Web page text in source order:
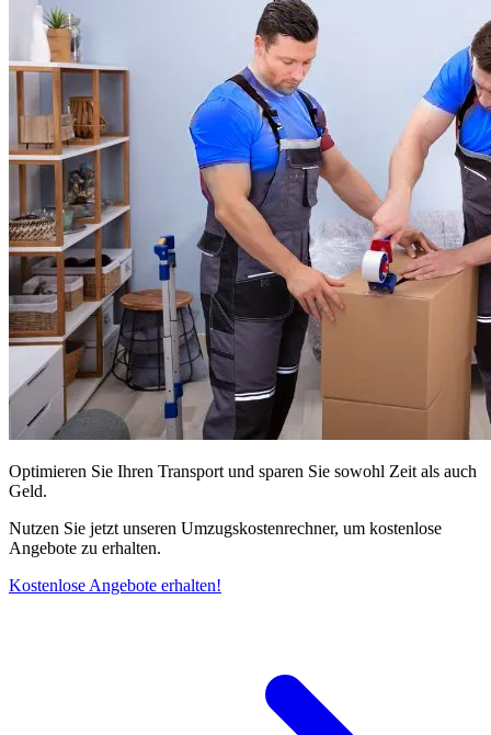
Optimieren Sie Ihren Transport und sparen Sie sowohl Zeit als auch
Geld.
Nutzen Sie jetzt unseren Umzugskostenrechner, um kostenlose
Angebote zu erhalten.
Kostenlose Angebote erhalten!